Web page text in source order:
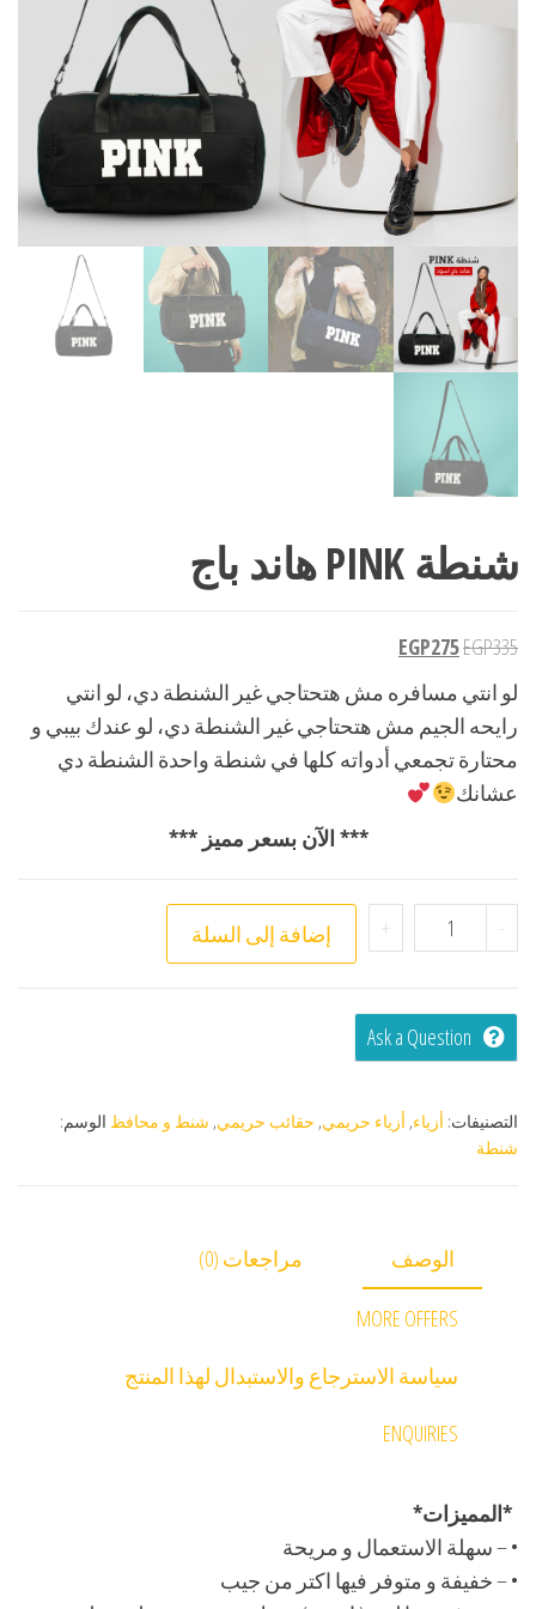
شنطة PINK هاند باج
EGP335
EGP275
لو انتي مسافره مش هتحتاجي غير الشنطة دي، لو انتي
رايحه الجيم مش هتحتاجي غير الشنطة دي، لو عندك بيبي و
محتارة تجمعي أدواته كلها في شنطة واحدة الشنطة دي
عشانك
*** الآن بسعر مميز ***
-
+ إضافة إلى السلة
Ask a Question
التصنيفات: أزياء, أزياء حريمي, حقائب حريمي, شنط و محافظ الوسم:
شنطة
الوصف مراجعات (0)
MORE OFFERS
سياسة الاسترجاع والاستبدال لهذا المنتج
ENQUIRIES
*المميزات*
• – سهلة الاستعمال و مريحة
• – خفيفة و متوفر فيها اكتر من جيب